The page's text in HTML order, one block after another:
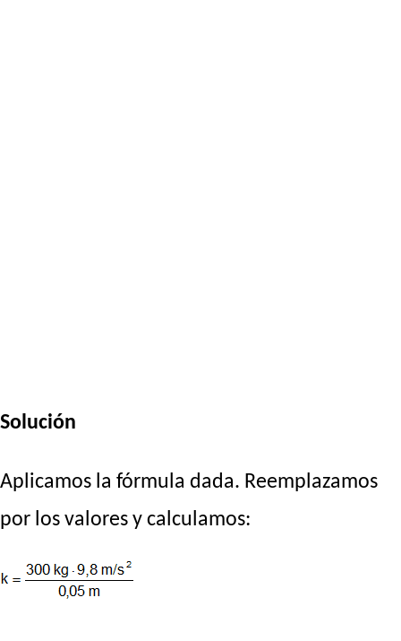
Solución
Aplicamos la fórmula dada. Reemplazamos
por los valores y calculamos: